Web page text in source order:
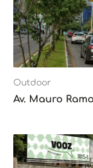
Outdoor
Av. Mauro